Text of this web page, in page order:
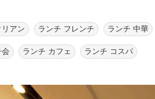
アン ランチ フレンチ ランチ 中華
ランチ カフェ ランチ コスパ